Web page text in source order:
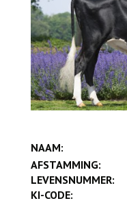
NAAM:
AFSTAMMING:
LEVENSNUMMER:
KI-CODE: